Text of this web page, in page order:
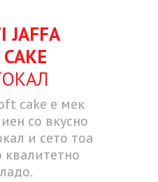
JAFFA
cake е мек
со вкусно
и сето тоа
квалитетно